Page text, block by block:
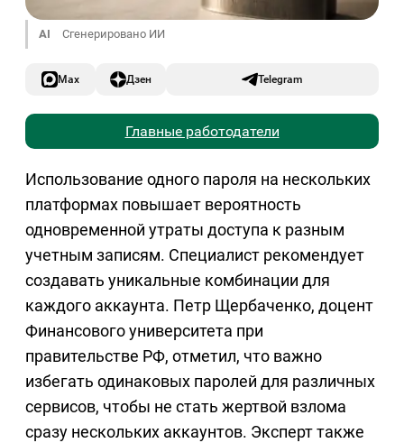
AI Сгенерировано ИИ
Max Дзен Telegram
Главные работодатели
Использование одного пароля на нескольких
платформах повышает вероятность
одновременной утраты доступа к разным
учетным записям. Специалист рекомендует
создавать уникальные комбинации для
каждого аккаунта. Петр Щербаченко, доцент
Финансового университета при
правительстве РФ, отметил, что важно
избегать одинаковых паролей для различных
сервисов, чтобы не стать жертвой взлома
сразу нескольких аккаунтов. Эксперт также